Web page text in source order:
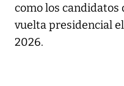
como los candidatos
vuelta presidencial
2026.